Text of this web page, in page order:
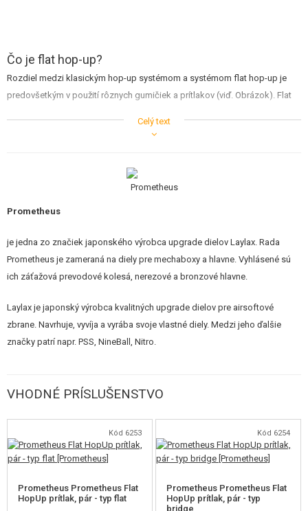
REKLAMNÉ PREDMETY
KONTAKT
Čo je flat hop-up?
Rozdiel medzi klasickým hop-up systémom a systémom flat hop-up je
predovšetkým v použití rôznych gumičiek a prítlakov (viď. Obrázok). Flat
kombinuje s prítlačným valčekom, ktorý je dlhší ako klasické prítlaky.
presnosti. Pre správne fungovanie flat systému je potrebné používať
hop-up).
Celý text
Prometheus
je jedna zo značiek japonského výrobca upgrade dielov Laylax. Rada
Prometheus je zameraná na diely pre mechaboxy a hlavne. Vyhlásené sú
ich záťažová prevodové kolesá, nerezové a bronzové hlavne.
Laylax je japonský výrobca kvalitných upgrade dielov pre airsoftové
zbrane. Navrhuje, vyvíja a vyrába svoje vlastné diely. Medzi jeho ďalšie
značky patrí napr. PSS, NineBall, Nitro.
VHODNÉ PRÍSLUŠENSTVO
Kód 6253
Prometheus Prometheus Flat
HopUp prítlak, pár - typ flat
Kód 6254
Prometheus Prometheus Flat
HopUp prítlak, pár - typ
bridge